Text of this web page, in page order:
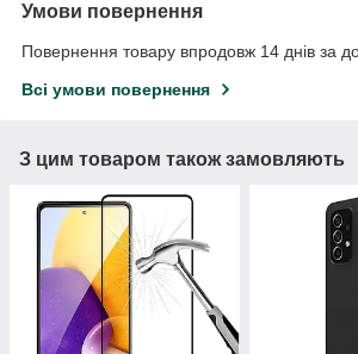
Умови повернення
Повернення товару впродовж 14 днів за
Всі умови повернення
З цим товаром також замовляють